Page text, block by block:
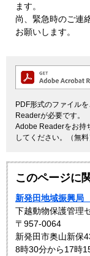
ます。
尚、緊急時のご連
お願いします。
PDF形式のファイル
Readerが必要です。
Adobe Readerをお持
してください。（無料
このページに
新発田地域振興
下越動物保護管理
〒957-0064
新発田市奥山新保
8時30分から17時